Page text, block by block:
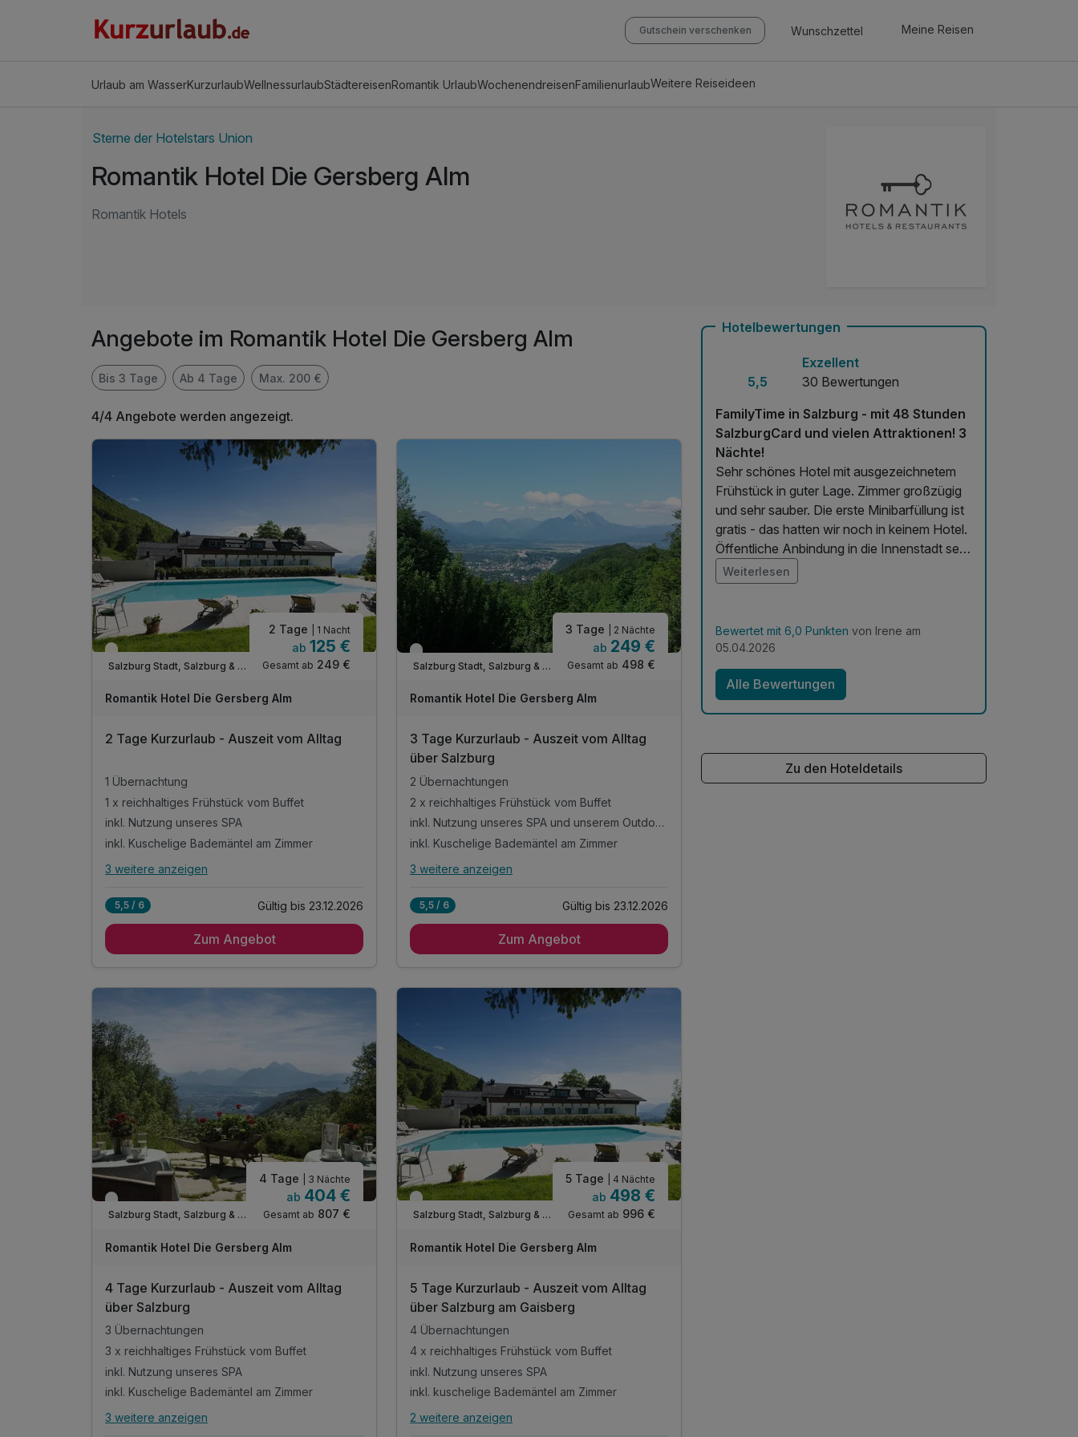
Gutschein verschenken Wunschzettel Meine Reisen
Urlaub am WasserKurzurlaubWellnessurlaubStädtereisenRomantik UrlaubWochenendreisenFamilienurlaubWeitere Reiseideen
Sterne der Hotelstars Union
Romantik Hotel Die Gersberg Alm
Romantik Hotels
Angebote im Romantik Hotel Die Gersberg Alm
Bis 3 Tage Ab 4 Tage Max. 200 €
4/4 Angebote werden angezeigt.
Teilweise ausgelastet
Salzburg Stadt, Salzburg & Umgebung
2 Tage | 1 Nacht
ab 125 €
Gesamt ab 249 €
Romantik Hotel Die Gersberg Alm
2 Tage Kurzurlaub - Auszeit vom Alltag
1 Übernachtung
1 x reichhaltiges Frühstück vom Buffet
inkl. Nutzung unseres SPA
inkl. Kuschelige Bademäntel am Zimmer
Alle Inklusivleistungen
1 x reichhaltiges Frühstück vom Buffet
Tipps für die Ausflüge in die Stadt Salzburg
Tipps für einen herrlichen Aufenthalt am
Gaisberg
3 weitere anzeigen
5,5 / 6 Gültig bis 23.12.2026
Zum Angebot
Verfügbar bis Dezember
Salzburg Stadt, Salzburg & Umgebung
3 Tage | 2 Nächte
ab 249 €
Gesamt ab 498 €
Romantik Hotel Die Gersberg Alm
3 Tage Kurzurlaub - Auszeit vom Alltag
über Salzburg
2 Übernachtungen
2 x reichhaltiges Frühstück vom Buffet
inkl. Nutzung unseres SPA und unserem Outdoor Pool
inkl. Kuschelige Bademäntel am Zimmer
Alle Inklusivleistungen
2 x reichhaltiges Frühstück vom Buffet
inkl. Kuschelige Bademäntel am Zimmer
inkl. Nutzung Kegelbahn
Tipps für die Ausflüge in die Stadt Salzburg
Tipps für einen herrlichen Aufenthalt am
Gaisberg
3 weitere anzeigen
5,5 / 6 Gültig bis 23.12.2026
Zum Angebot
Verfügbar bis Dezember
Salzburg Stadt, Salzburg & Umgebung
4 Tage | 3 Nächte
ab 404 €
Gesamt ab 807 €
Romantik Hotel Die Gersberg Alm
4 Tage Kurzurlaub - Auszeit vom Alltag
über Salzburg
3 Übernachtungen
3 x reichhaltiges Frühstück vom Buffet
inkl. Nutzung unseres SPA
inkl. Kuschelige Bademäntel am Zimmer
Alle Inklusivleistungen
3 weitere anzeigen
Verfügbar bis Dezember
Salzburg Stadt, Salzburg & Umgebung
5 Tage | 4 Nächte
ab 498 €
Gesamt ab 996 €
Romantik Hotel Die Gersberg Alm
5 Tage Kurzurlaub - Auszeit vom Alltag
über Salzburg am Gaisberg
4 Übernachtungen
4 x reichhaltiges Frühstück vom Buffet
inkl. Nutzung unseres SPA
inkl. kuschelige Bademäntel am Zimmer
Alle Inklusivleistungen
2 weitere anzeigen
Hotelbewertungen
5,5
Exzellent
30 Bewertungen
FamilyTime in Salzburg - mit 48 Stunden
SalzburgCard und vielen Attraktionen! 3
Nächte!
Sehr schönes Hotel mit ausgezeichnetem
Frühstück in guter Lage. Zimmer großzügig
und sehr sauber. Die erste Minibarfüllung ist
gratis - das hatten wir noch in keinem Hotel.
Öffentliche Anbindung in die Innenstadt sehr
gut. Personal extrem freundlich und
hilfsbereit. Gerne wieder!
Weiterlesen
Bewertet mit 6,0 Punkten von Irene am
05.04.2026
Alle Bewertungen
Zu den Hoteldetails